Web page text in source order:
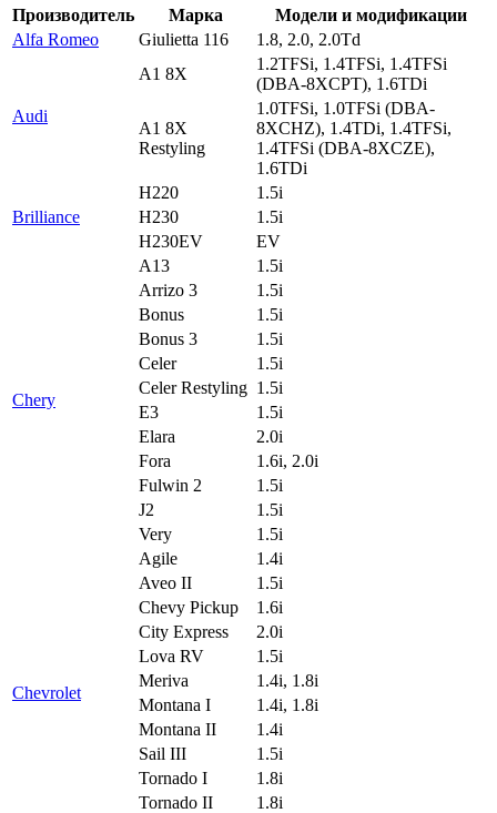
Производитель Марка
Модели и модификации
Alfa Romeo
Giulietta 116 1.8, 2.0, 2.0Td
Audi
A1 8X
1.2TFSi, 1.4TFSi, 1.4TFSi
(DBA-8XCPT), 1.6TDi
A1 8X
Restyling
1.0TFSi, 1.0TFSi (DBA-
8XCHZ), 1.4TDi, 1.4TFSi,
1.4TFSi (DBA-8XCZE),
1.6TDi
Brilliance
H220
1.5i
H230
1.5i
H230EV
EV
Chery
A13
1.5i
Arrizo 3
1.5i
Bonus
1.5i
Bonus 3
1.5i
Celer
1.5i
Celer Restyling 1.5i
E3
1.5i
Elara
2.0i
Fora
1.6i, 2.0i
Fulwin 2
1.5i
J2
1.5i
Very
1.5i
Chevrolet
Agile
1.4i
Aveo II
1.5i
Chevy Pickup
1.6i
City Express
2.0i
Lova RV
1.5i
Meriva
1.4i, 1.8i
Montana I
1.4i, 1.8i
Montana II
1.4i
Sail III
1.5i
Tornado I
1.8i
Tornado II
1.8i